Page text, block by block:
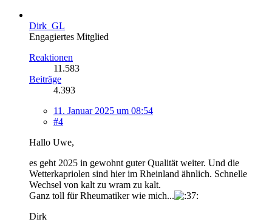
Dirk_GL
Engagiertes Mitglied
Reaktionen
11.583
Beiträge
4.393
11. Januar 2025 um 08:54
#4
Hallo Uwe,
es geht 2025 in gewohnt guter Qualität weiter. Und die
Wetterkapriolen sind hier im Rheinland ähnlich. Schnelle
Wechsel von kalt zu wram zu kalt.
Ganz toll für Rheumatiker wie mich...
Dirk